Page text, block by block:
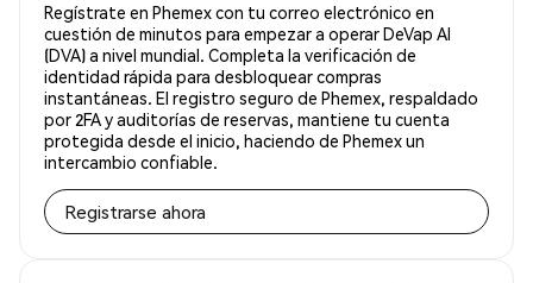
Regístrate en Phemex con tu correo electrónico en
cuestión de minutos para empezar a operar DeVap AI
(DVA) a nivel mundial. Completa la verificación de
identidad rápida para desbloquear compras
instantáneas. El registro seguro de Phemex, respaldado
por 2FA y auditorías de reservas, mantiene tu cuenta
protegida desde el inicio, haciendo de Phemex un
intercambio confiable.
Registrarse ahora